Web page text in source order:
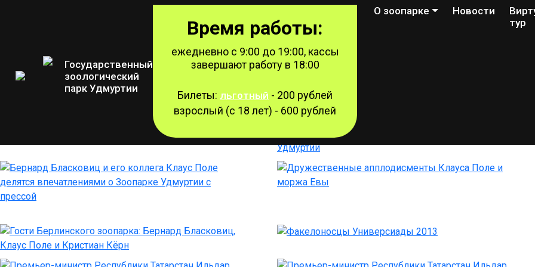
Государственный
зоологический
парк Удмуртии
Время работы:
ежедневно с 9:00 до 19:00, кассы
завершают работу в 18:00
Билеты: льготный - 200 рублей
взрослый (с 18 лет) - 600 рублей
О зоопарке Новости
тур
Режим работы
Наши гости